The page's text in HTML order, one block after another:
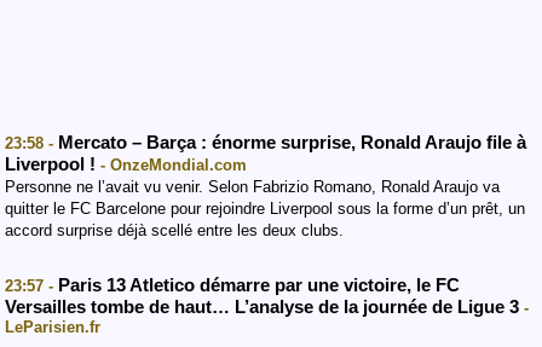
23:58 - Mercato – Barça : énorme surprise, Ronald Araujo file à
Liverpool ! - OnzeMondial.com
Personne ne l’avait vu venir. Selon Fabrizio Romano, Ronald Araujo va
quitter le FC Barcelone pour rejoindre Liverpool sous la forme d’un prêt, un
accord surprise déjà scellé entre les deux clubs.
23:57 - Paris 13 Atletico démarre par une victoire, le FC
Versailles tombe de haut… L’analyse de la journée de Ligue 3 -
LeParisien.fr